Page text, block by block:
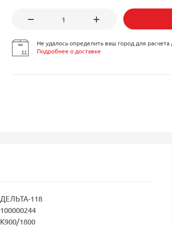
Не удалось определить ваш город для расчета
Подробнее о доставке
ДЕЛЬТА-118
100000244
К900/1800